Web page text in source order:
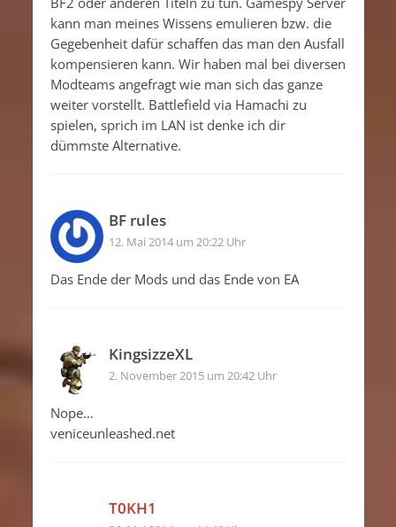
kann man meines Wissens emulieren bzw. die
Gegebenheit dafür schaffen das man den Ausfall
kompensieren kann. Wir haben mal bei diversen
Modteams angefragt wie man sich das ganze
weiter vorstellt. Battlefield via Hamachi zu
spielen, sprich im LAN ist denke ich dir
dümmste Alternative.
BF rules
12. Mai 2014 um 20:22 Uhr
Das Ende der Mods und das Ende von EA
KingsizzeXL
2. November 2015 um 20:42 Uhr
Nope…
veniceunleashed.net
T0KH1